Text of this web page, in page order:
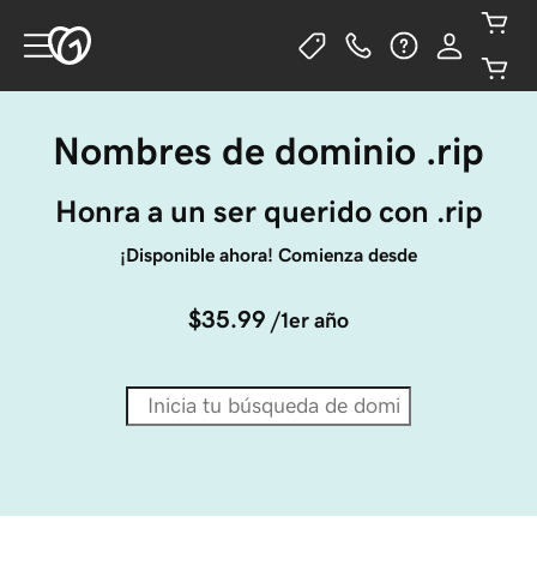
Nombres de dominio .rip
Honra a un ser querido con .rip
¡Disponible ahora! Comienza desde
$35.99 /1er año